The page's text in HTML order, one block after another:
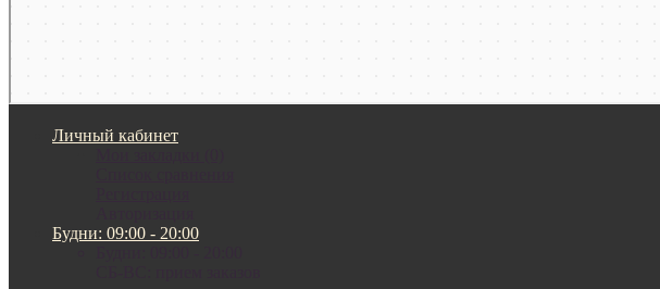
Личный кабинет
Будни: 09:00 - 20:00